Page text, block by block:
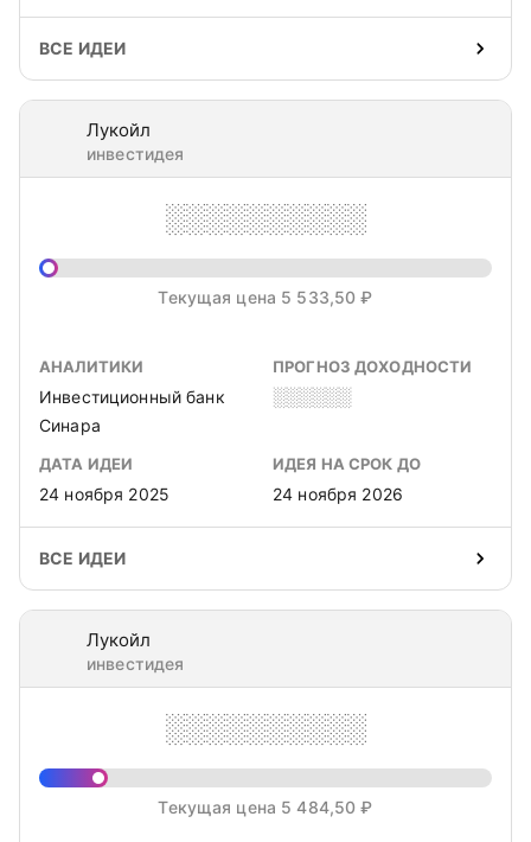
ВСЕ ИДЕИ
Лукойл
инвестидея
░░░░░░░░░░
Текущая цена 5 533,50 ₽
АНАЛИТИКИ
Инвестиционный банк
Синара
ПРОГНОЗ ДОХОДНОСТИ
░░░░░░
ДАТА ИДЕИ
24 ноября 2025
ИДЕЯ НА СРОК ДО
24 ноября 2026
ВСЕ ИДЕИ
Лукойл
инвестидея
░░░░░░░░░░
Текущая цена 5 484,50 ₽